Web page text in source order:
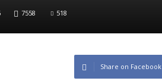
7558 518
Share on Facebook